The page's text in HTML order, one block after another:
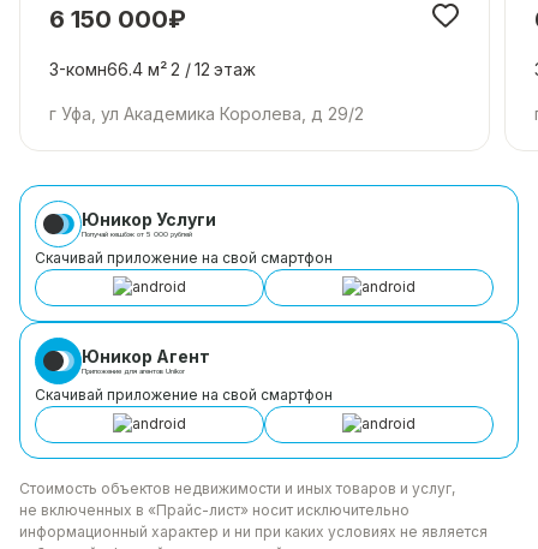
6 150 000₽
3-комн66.4 м²2 /12 этаж
г Уфа, ул Академика Королева, д 29/2
Юникор Услуги
Получай кешбэк от 5 000 рублей
Скачивай приложение на свой смартфон
Юникор Агент
Приложение для агентов Unikor
Скачивай приложение на свой смартфон
Стоимость объектов недвижимости и иных товаров и услуг,
не включенных в «Прайс-лист» носит исключительно
информационный характер и ни при каких условиях не является